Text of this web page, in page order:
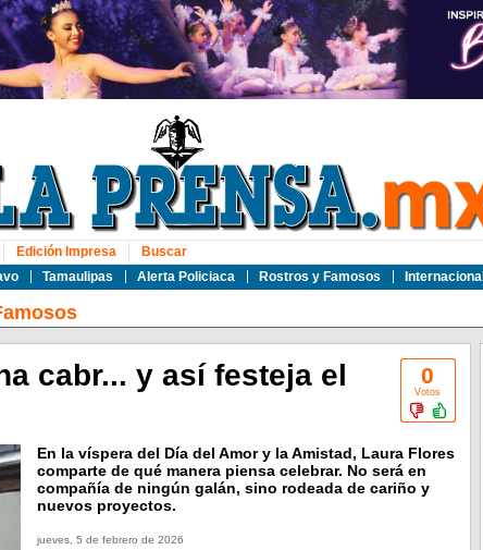
Tamaulipas Alerta Policiaca Rostros y Famosos Internacional
Edición Impresa Buscar
0
Votos
cabr... y así festeja el
En la víspera del Día del Amor y la Amistad, Laura Flores
comparte de qué manera piensa celebrar. No será en
compañía de ningún galán, sino rodeada de cariño y
nuevos proyectos.
jueves, 5 de febrero de 2026